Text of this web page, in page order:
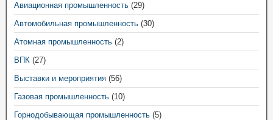
Авиационная промышленность (29)
Автомобильная промышленность (30)
Атомная промышленность (2)
ВПК (27)
Выставки и мероприятия (56)
Газовая промышленность (10)
Горнодобывающая промышленность (5)